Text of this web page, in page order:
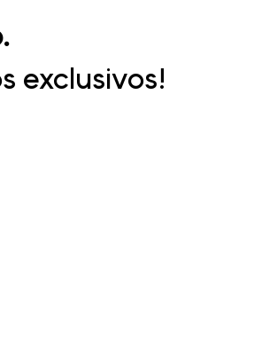
exclusivos!